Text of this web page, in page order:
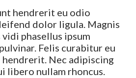
hendrerit eu odio
dolor ligula. Magnis
phasellus ipsum
Felis curabitur eu
hendrerit. Nec adipiscing
libero nullam rhoncus.